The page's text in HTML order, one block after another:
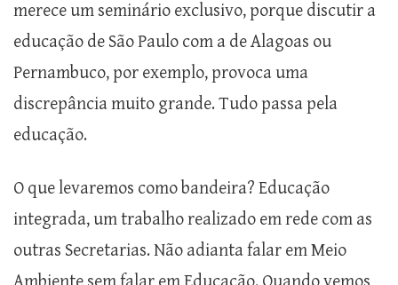
merece um seminário exclusivo, porque discutir a
educação de São Paulo com a de Alagoas ou
Pernambuco, por exemplo, provoca uma
discrepância muito grande. Tudo passa pela
educação.
O que levaremos como bandeira? Educação
integrada, um trabalho realizado em rede com as
outras Secretarias. Não adianta falar em Meio